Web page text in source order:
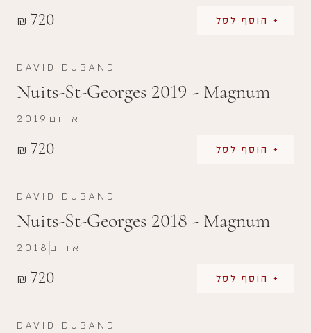
₪ 720 + הוסף לסל
DAVID DUBAND
Nuits-St-Georges 2019 - Magnum
₪ 720 + הוסף לסל
2019 אדום
DAVID DUBAND
Nuits-St-Georges 2018 - Magnum
₪ 720 + הוסף לסל
2018 אדום
DAVID DUBAND